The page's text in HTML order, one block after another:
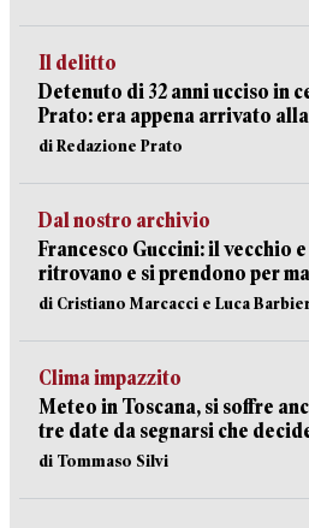
Il delitto
Detenuto di 32 anni ucciso in
Prato: era appena arrivato
di Redazione Prato
Dal nostro archivio
Francesco Guccini: il vecchio
ritrovano e si prendono per
di Cristiano Marcacci e Luca
Clima impazzito
Meteo in Toscana, si soffre
tre date da segnarsi che
di Tommaso Silvi